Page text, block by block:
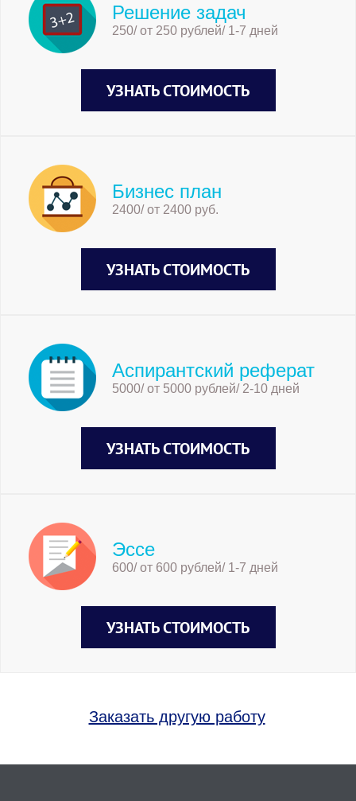
Решение задач
250/ от 250 рублей/ 1-7 дней
УЗНАТЬ СТОИМОСТЬ
Бизнес план
2400/ от 2400 руб.
УЗНАТЬ СТОИМОСТЬ
Аспирантский реферат
5000/ от 5000 рублей/ 2-10 дней
УЗНАТЬ СТОИМОСТЬ
Эссе
600/ от 600 рублей/ 1-7 дней
УЗНАТЬ СТОИМОСТЬ
Заказать другую работу